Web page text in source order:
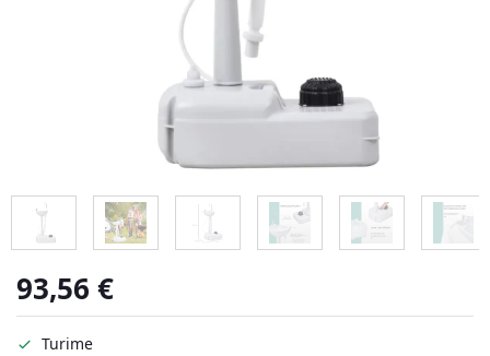
93,56 €
Turime